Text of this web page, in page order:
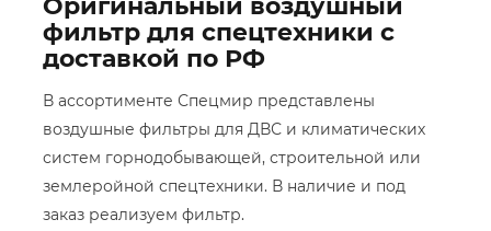
Оригинальный воздушный
фильтр для спецтехники с
доставкой по РФ
В ассортименте Спецмир представлены
воздушные фильтры для ДВС и климатических
систем горнодобывающей, строительной или
землеройной спецтехники. В наличие и под
заказ реализуем фильтр.